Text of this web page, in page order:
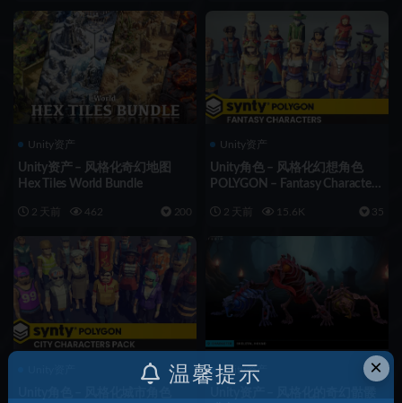
Unity资产
Unity资产 – 风格化奇幻地图
Hex Tiles World Bundle
2 天前 462 200
Unity资产
Unity角色 – 风格化幻想角色
POLYGON – Fantasy Characters
2 天前 15.6K 35
Unity资产 ×
温馨提示